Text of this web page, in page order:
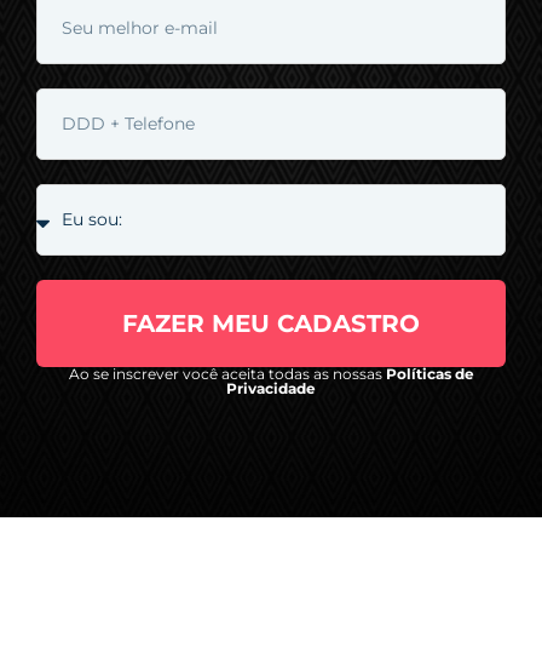
FAZER MEU CADASTRO
Ao se inscrever você aceita todas as nossas Políticas de
Privacidade